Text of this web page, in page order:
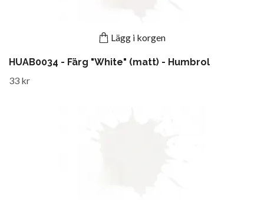
Lägg i korgen
HUAB0034 - Färg "White" (matt) - Humbrol
33 kr